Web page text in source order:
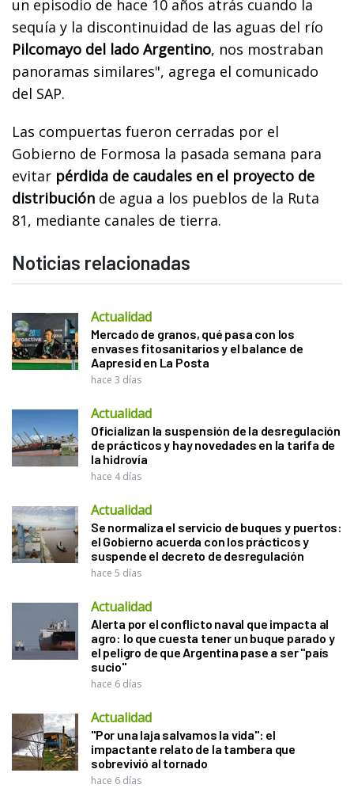
un episodio de hace 10 años atrás cuando la
sequía y la discontinuidad de las aguas del río
Pilcomayo del lado Argentino, nos mostraban
panoramas similares", agrega el comunicado
del SAP.
Las compuertas fueron cerradas por el
Gobierno de Formosa la pasada semana para
evitar pérdida de caudales en el proyecto de
distribución de agua a los pueblos de la Ruta
81, mediante canales de tierra.
Noticias relacionadas
Actualidad
Mercado de granos, qué pasa con los
envases fitosanitarios y el balance de
Aapresid en La Posta
hace 3 días
Actualidad
Oficializan la suspensión de la desregulación
de prácticos y hay novedades en la tarifa de
la hidrovía
hace 4 días
Actualidad
Se normaliza el servicio de buques y puertos:
el Gobierno acuerda con los prácticos y
suspende el decreto de desregulación
hace 5 días
Actualidad
Alerta por el conflicto naval que impacta al
agro: lo que cuesta tener un buque parado y
el peligro de que Argentina pase a ser "país
sucio"
hace 6 días
Actualidad
"Por una laja salvamos la vida": el
impactante relato de la tambera que
sobrevivió al tornado
hace 6 días